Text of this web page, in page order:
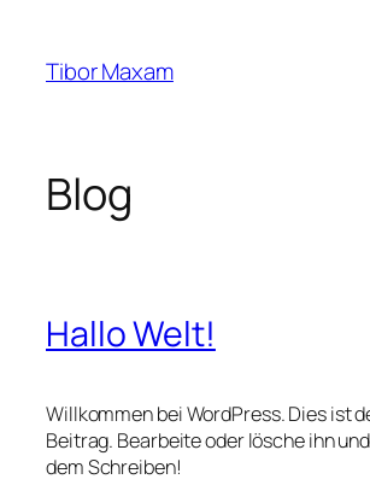
springen
Tibor Maxam
Blog
Hallo Welt!
Willkommen bei WordPress. Dies ist
Beitrag. Bearbeite oder lösche ihn
dem Schreiben!